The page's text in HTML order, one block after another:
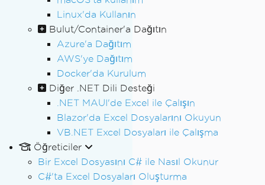
Linux'da Kullanın
Bulut/Container'a Dağıtın
Azure'a Dağıtım
AWS'ye Dağıtım
Docker'da Kurulum
Diğer .NET Dili Desteği
.NET MAUI'de Excel ile Çalışın
Blazor'da Excel Dosyalarını Okuyun
VB.NET Excel Dosyaları ile Çalışma
Öğreticiler
Bir Excel Dosyasını C# ile Nasıl Okunur
C#'ta Excel Dosyaları Oluşturma